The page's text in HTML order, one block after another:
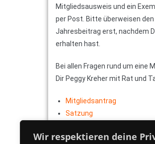
Wir respektieren deine
Mitgliedsausweis und ein
per Post. Bitte überweisen
Jahresbeitrag erst, nachdem
erhalten hast.
Bei allen Fragen rund um
Dir Peggy Kreher mit Rat und
Mitgliedsantrag
Satzung